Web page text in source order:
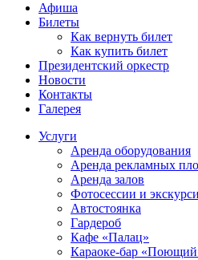
Афиша
Билеты
Как вернуть билет
Как купить билет
Президентский оркестр
Новости
Контакты
Галерея
Услуги
Аренда оборудования
Аренда рекламных
Аренда залов
Фотосессии и
Автостоянка
Гардероб
Кафе «Палац»
Караоке-бар «Поющий